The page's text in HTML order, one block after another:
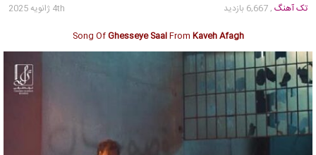
تک آهنگ , 6,667 بازدید
4th ژانویه 2025
Song OfGhesseye SaalFrom Kaveh Afagh